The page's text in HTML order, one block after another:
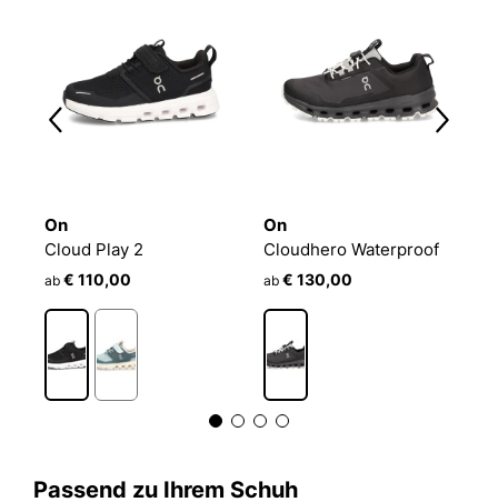
On
Cloud Play 2
ab € 110,00
On
Cloudhero Waterproof
ab € 130,00
Passend zu Ihrem Schuh